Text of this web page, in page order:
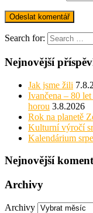
Search for:
Nejnovější
Jak jsme žili
Ivančena – 80
horou 3.8.2026
Rok na planetě
Kulturní výročí
Kalendárium
Nejnovější
Archivy
Archivy